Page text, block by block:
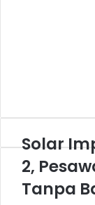
Solar
2,
Pesawat
Tanpa
Solar
2,
Tanpa